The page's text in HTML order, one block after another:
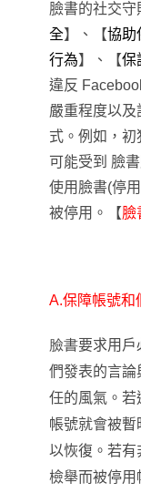
臉書的社交守
全】 、 【協助
行為】 、 【保
違反
嚴重程度以
式。例如，
可能受到 臉
使用 臉書(停
被停用。
【臉
A.保障帳號和
臉書要求用戶
們發表的言論
任的風氣。若
帳號就會被
以恢復。若有
檢舉而被停用